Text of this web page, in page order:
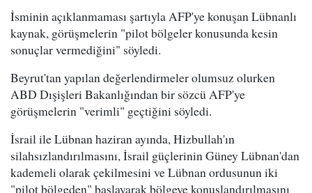
İsminin açıklanmaması şartıyla AFP'ye konuşan Lübnanlı
kaynak, görüşmelerin "pilot bölgeler konusunda kesin
sonuçlar vermediğini" söyledi.
Beyrut'tan yapılan değerlendirmeler olumsuz olurken
ABD Dışişleri Bakanlığından bir sözcü AFP'ye
görüşmelerin "verimli" geçtiğini söyledi.
İsrail ile Lübnan haziran ayında, Hizbullah'ın
silahsızlandırılmasını, İsrail güçlerinin Güney Lübnan'dan
kademeli olarak çekilmesini ve Lübnan ordusunun iki
"pilot bölgeden" başlayarak bölgeye konuşlandırılmasını